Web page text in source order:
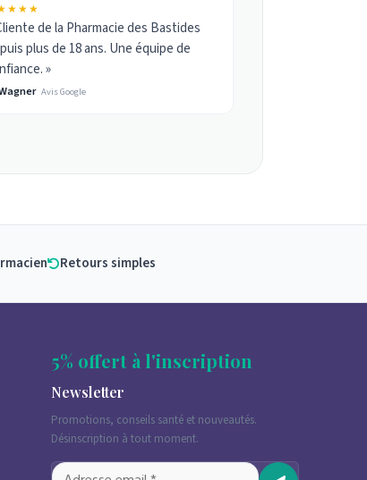
de la Pharmacie des Bastides
plus de 18 ans. Une équipe de
»
Avis Google
Retours simples
5% offert à l'inscription
Newsletter
Promotions, conseils santé et nouveautés.
Désinscription à tout moment.